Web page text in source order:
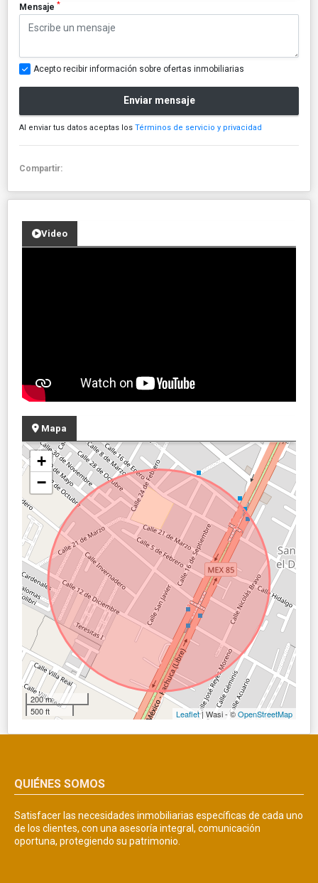
Mensaje *
Acepto recibir información sobre ofertas inmobiliarias
Enviar mensaje
Al enviar tus datos aceptas los Términos de servicio y privacidad
Compartir:
Video
Mapa
+
−
200 m
500 ft
Leaflet| Wasi - ©OpenStreetMap
QUIÉNES SOMOS
Satisfacer las necesidades inmobiliarias específicas de cada uno
de los clientes, con una asesoría integral, comunicación
oportuna, protegiendo su patrimonio.